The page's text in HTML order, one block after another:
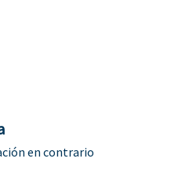
en contrario